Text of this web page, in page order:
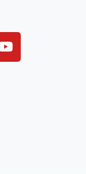
Y
o